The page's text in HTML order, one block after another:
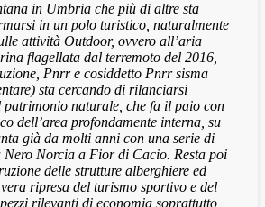
in Umbria che più di altre sta
in un polo turistico, naturalmente
attività Outdoor, ovvero all’aria
flagellata dal terremoto del 2016,
Pnrr e cosiddetto Pnrr sisma
sta cercando di rilanciarsi
naturale, che fa il paio con
dell’area profondamente interna, su
già da molti anni con una serie di
Nero Norcia a Fior di Cacio. Resta poi
delle strutture alberghiere ed
ripresa del turismo sportivo e del
rilevanti di economia soprattutto